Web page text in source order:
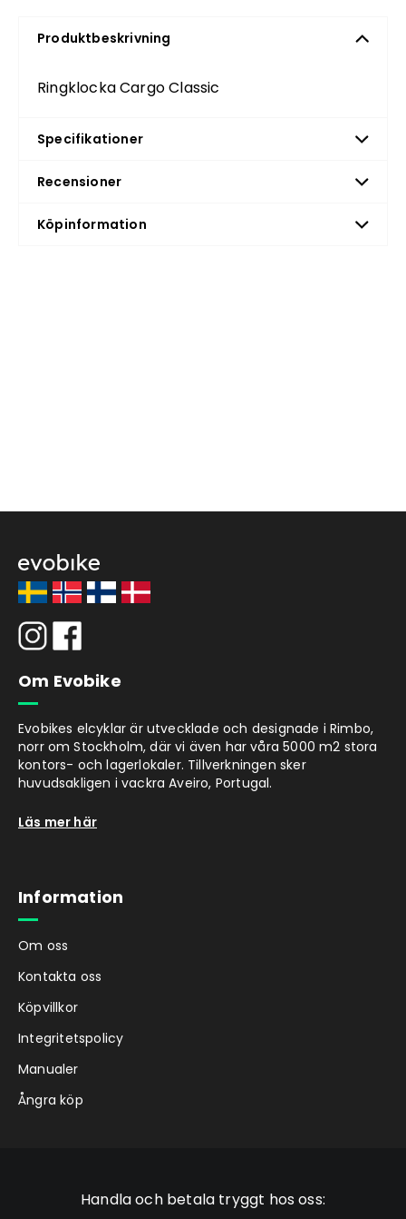
Produktbeskrivning
Ringklocka Cargo Classic
Specifikationer
Recensioner
Köpinformation
Om Evobike
Evobikes elcyklar är utvecklade och designade i Rimbo,
norr om Stockholm, där vi även har våra 5000 m2 stora
kontors- och lagerlokaler. Tillverkningen sker
huvudsakligen i vackra Aveiro, Portugal.
Läs mer här
Information
Om oss
Kontakta oss
Köpvillkor
Integritetspolicy
Manualer
Ångra köp
Handla och betala tryggt hos oss: